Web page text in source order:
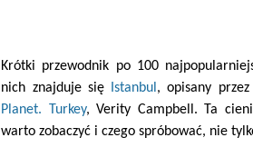
Krótki przewodnik po 100
nich znajduje się
Istanbul , opisany przez
Planet. Turkey, Verity Campbell. Ta
warto zobaczyć i czego spróbować, nie